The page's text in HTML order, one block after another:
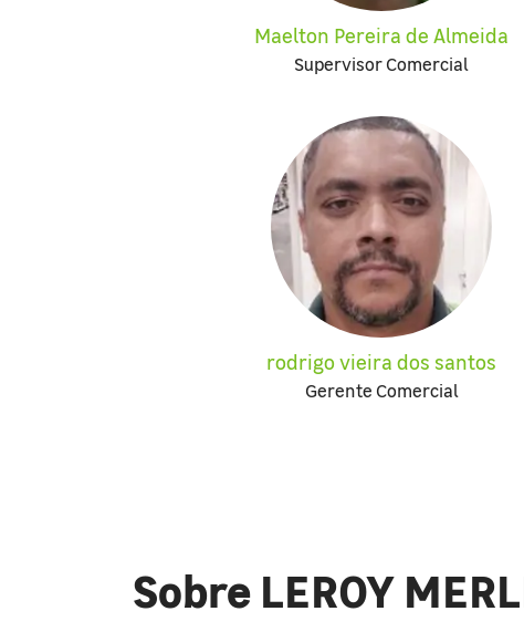
Maelton Pereira de Almeida
Supervisor Comercial
rodrigo vieira dos santos
Gerente Comercial
Sobre LEROY